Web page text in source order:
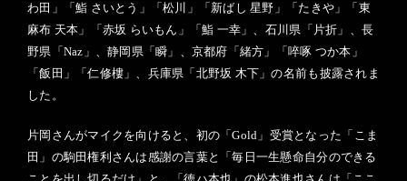
わ田」「鮨 さいとう」「松川」「新ばし 星野」「たきや」「東
麻布 天本」「赤坂 らいもん」「鮨 一幸」、石川県「片折」、長
野県「Naz」、静岡県「瞬」、京都府「緒方」「啐啄 つか本」
「飯田」「仁修樓」、兵庫県「北野坂 木下」の名前も披露されま
した。
片岡さんがマイクを向けると、初の「Gold」受賞となった「こま
田」の駒田権利さんは感謝の言葉と「毎日一生懸命自分のできる